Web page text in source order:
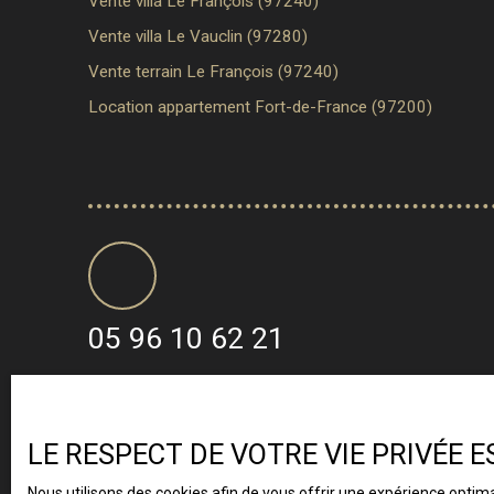
Vente villa Le Vauclin (97280)
Vente terrain Le François (97240)
Location appartement Fort-de-France (97200)
05 96 10 62 21
LE RESPECT DE VOTRE VIE PRIVÉE